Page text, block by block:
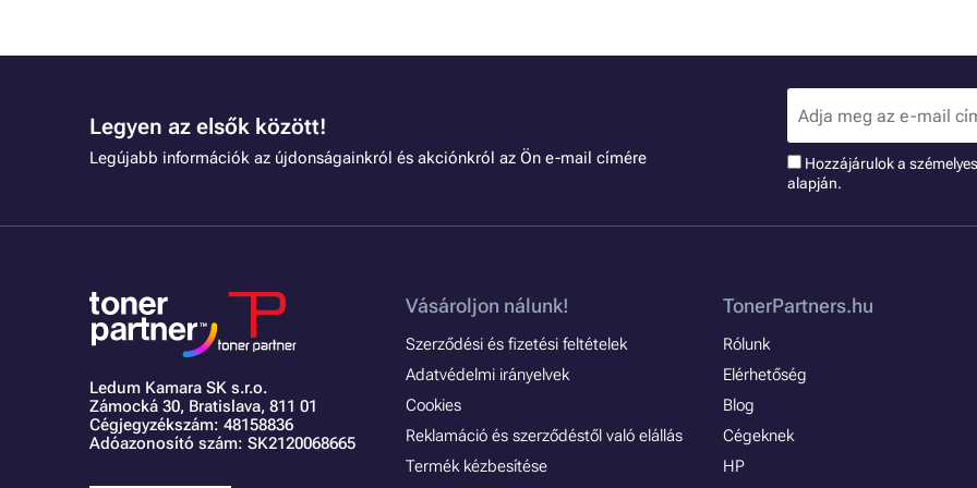
Legyen az elsők között!
Legújabb információk az újdonságainkról és akciónkról az Ön e-mail címére
Hozzájárulok a
alapján.
Ledum Kamara SK s.r.o.
Zámocká 30, Bratislava, 811 01
Cégjegyzékszám: 48158836
Adóazonosító szám: SK2120068665
Vásároljon nálunk!
Szerződési és fizetési feltételek
Adatvédelmi irányelvek
Cookies
Reklamáció és szerződéstől való elállás
Termék kézbesítése
TonerPartners.hu
Rólunk
Elérhetőség
Blog
Cégeknek
HP